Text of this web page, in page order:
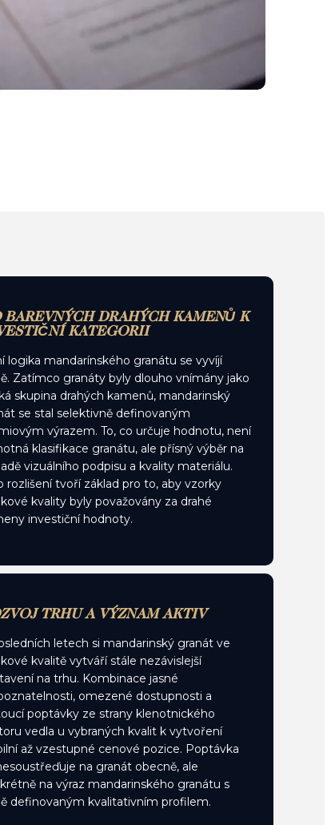
BAREVNÝCH DRAHÝCH KAMENŮ K
KATEGORII
logika mandarínského granátu se vyvíjí
Zatímco granáty byly dlouho vnímány jako
skupina drahých kamenů, mandarinský
se stal selektivně definovaným
výrazem. To, co určuje hodnotu, není
klasifikace granátu, ale přísný výběr na
vizuálního podpisu a kvality materiálu.
rozlišení tvoří základ pro to, aby vzorky
kvality byly považovány za drahé
investiční hodnoty.
TRHU A VÝZNAM AKTIV
letech si mandarinský granát ve
kvalitě vytváří stále nezávislejší
na trhu. Kombinace jasné
omezené dostupnosti a
poptávky ze strany klenotnického
vedla u vybraných kvalit k vytvoření
až vzestupné cenové pozice. Poptávka
na granát obecně, ale
na výraz mandarinského granátu s
definovaným kvalitativním profilem.